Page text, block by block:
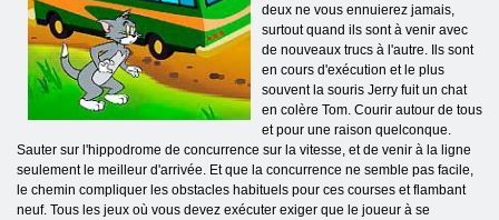
deux ne vous ennuierez jamais,
surtout quand ils sont à venir avec
de nouveaux trucs à l'autre. Ils sont
en cours d'exécution et le plus
souvent la souris Jerry fuit un chat
en colère Tom. Courir autour de tous
et pour une raison quelconque.
Sauter sur l'hippodrome de concurrence sur la vitesse, et de venir à la ligne
seulement le meilleur d'arrivée. Et que la concurrence ne semble pas facile,
le chemin compliquer les obstacles habituels pour ces courses et flambant
neuf. Tous les jeux où vous devez exécuter exiger que le joueur à se